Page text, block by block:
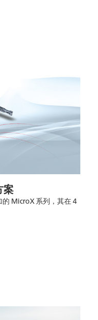
案
MicroX 系列，其在 4